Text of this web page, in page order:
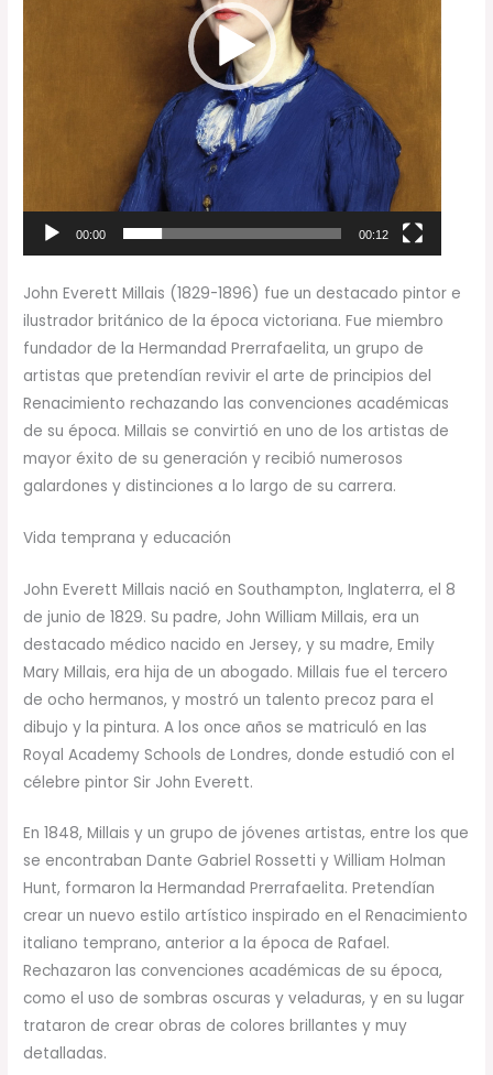
00:00 00:12
John Everett Millais (1829-1896) fue un destacado pintor e
ilustrador británico de la época victoriana. Fue miembro
fundador de la Hermandad Prerrafaelita, un grupo de
artistas que pretendían revivir el arte de principios del
Renacimiento rechazando las convenciones académicas
de su época. Millais se convirtió en uno de los artistas de
mayor éxito de su generación y recibió numerosos
galardones y distinciones a lo largo de su carrera.
Vida temprana y educación
John Everett Millais nació en Southampton, Inglaterra, el 8
de junio de 1829. Su padre, John William Millais, era un
destacado médico nacido en Jersey, y su madre, Emily
Mary Millais, era hija de un abogado. Millais fue el tercero
de ocho hermanos, y mostró un talento precoz para el
dibujo y la pintura. A los once años se matriculó en las
Royal Academy Schools de Londres, donde estudió con el
célebre pintor Sir John Everett.
En 1848, Millais y un grupo de jóvenes artistas, entre los que
se encontraban Dante Gabriel Rossetti y William Holman
Hunt, formaron la Hermandad Prerrafaelita. Pretendían
crear un nuevo estilo artístico inspirado en el Renacimiento
italiano temprano, anterior a la época de Rafael.
Rechazaron las convenciones académicas de su época,
como el uso de sombras oscuras y veladuras, y en su lugar
trataron de crear obras de colores brillantes y muy
detalladas.